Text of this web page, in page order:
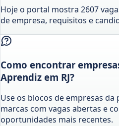
Hoje o portal mostra 2607
de empresa, requisitos e
Como encontrar
Aprendiz em RJ?
Use os blocos de empresas da
marcas com vagas abertas e
oportunidades mais recentes.